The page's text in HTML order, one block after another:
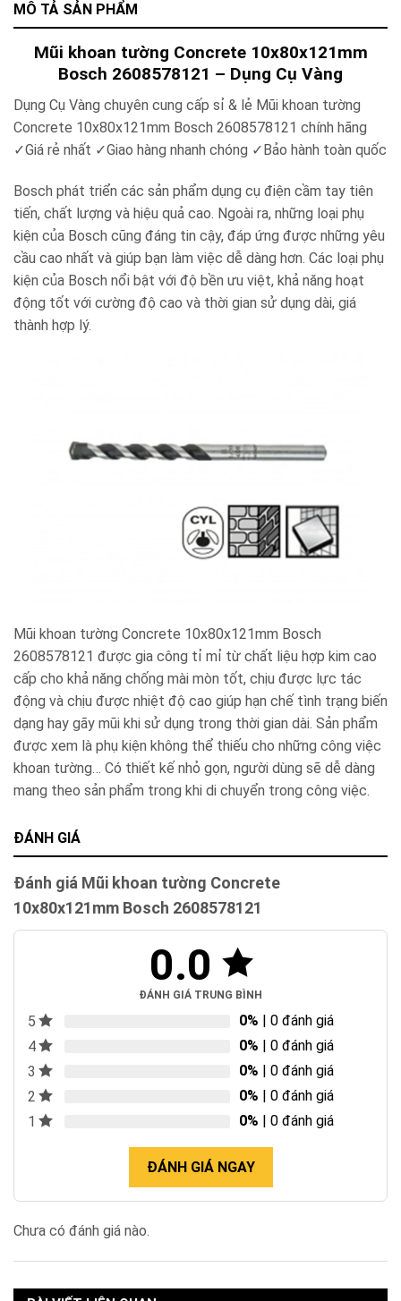
MÔ TẢ SẢN PHẨM
Mũi khoan tường Concrete 10x80x121mm
Bosch 2608578121 – Dụng Cụ Vàng
Dụng Cụ Vàng chuyên cung cấp sỉ & lẻ Mũi khoan tường
Concrete 10x80x121mm Bosch 2608578121 chính hãng
✓Giá rẻ nhất ✓Giao hàng nhanh chóng ✓Bảo hành toàn quốc
Bosch phát triển các sản phẩm dụng cụ điện cầm tay tiên
tiến, chất lượng và hiệu quả cao. Ngoài ra, những loại phụ
kiện của Bosch cũng đáng tin cậy, đáp ứng được những yêu
cầu cao nhất và giúp bạn làm việc dễ dàng hơn. Các loại phụ
kiện của Bosch nổi bật với độ bền ưu việt, khả năng hoạt
động tốt với cường độ cao và thời gian sử dụng dài, giá
thành hợp lý.
Mũi khoan tường Concrete 10x80x121mm Bosch
2608578121 được gia công tỉ mỉ từ chất liệu hợp kim cao
cấp cho khả năng chống mài mòn tốt, chịu được lực tác
động và chịu được nhiệt độ cao giúp hạn chế tình trạng biến
dạng hay gãy mũi khi sử dụng trong thời gian dài. Sản phẩm
được xem là phụ kiện không thể thiếu cho những công việc
khoan tường… Có thiết kế nhỏ gọn, người dùng sẽ dễ dàng
mang theo sản phẩm trong khi di chuyển trong công việc.
ĐÁNH GIÁ
Đánh giá Mũi khoan tường Concrete
10x80x121mm Bosch 2608578121
0.0
ĐÁNH GIÁ TRUNG BÌNH
5 0% | 0 đánh giá
4
0% | 0 đánh giá
3
0% | 0 đánh giá
2
0% | 0 đánh giá
1
0% | 0 đánh giá
ĐÁNH GIÁ NGAY
Chưa có đánh giá nào.